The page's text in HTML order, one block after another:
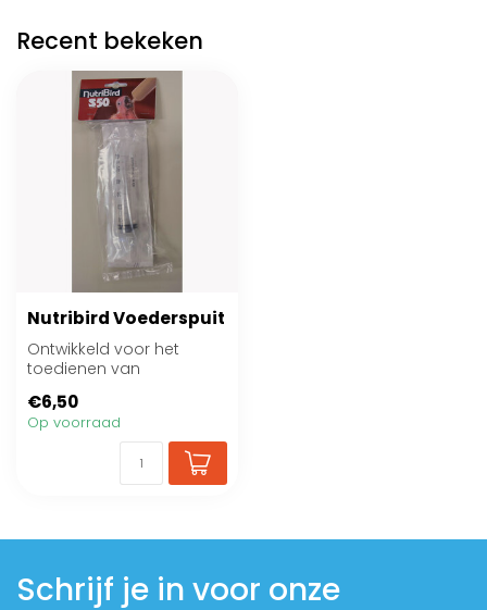
Recent bekeken
Nutribird Voederspuit
Ontwikkeld voor het
toedienen van
€6,50
Op voorraad
Schrijf je in voor onze